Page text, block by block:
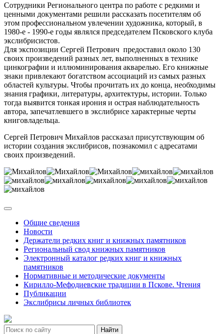
Сотрудники Регионального центра по работе с редкими и
ценными документами решили рассказать посетителям об
этом профессиональном увлечении художника, который, в
1980-е - 1990-е годы являлся председателем Псковского клуба
экслибрисистов.
Для экспозиции Сергей Петрович предоставил около 130
своих произведений разных лет, выполненных в технике
цинкографии и иллюминирования акварелью. Его книжные
знаки привлекают богатством ассоциаций из самых разных
областей культуры. Чтобы прочитать их до конца, необходимы
знания графики, литературы, архитектуры, истории. Только
тогда выявится тонкая ирония и острая наблюдательность
автора, запечатлевшего в экслибрисе характерные черты
книговладельца.
Сергей Петрович Михайлов рассказал присутствующим об
истории создания экслибрисов, познакомил с адресатами
своих произведений.
Общие сведения
Новости
Держатели редких книг и книжных памятников
Региональный свод книжных памятников
Электронный каталог редких книг и книжных
памятников
Нормативные и методические документы
Кирилло-Мефодиевские традиции в Пскове. Чтения
Публикации
Экслибрисы личных библиотек
Найти